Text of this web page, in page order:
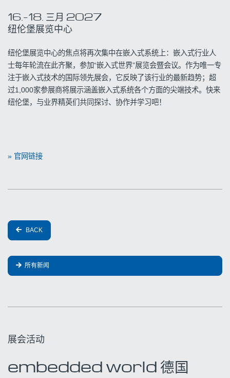
16.–18. 三月 2027
纽伦堡展览中心
纽伦堡展览中心的焦点将再次集中在嵌入式系统上：嵌入式行业人
士每年轮流在此齐聚，参加“嵌入式世界”展览会暨会议。作为唯一专
注于嵌入式技术的国际领先展会，它反映了该行业的最新趋势；超
过1,000家参展商将展示涵盖嵌入式系统各个方面的尖端技术。快来
纽伦堡，与业界精英们共同探讨、协作并学习吧！
» 官网链接
BACK
所有新闻
展会活动
embedded world 德国